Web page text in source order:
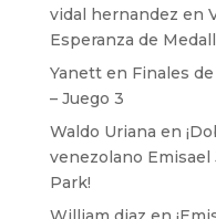
vidal hernandez en
Esperanza de
Yanetten Finales
– Juego 3
Waldo Uriana en
venezolano
Park!